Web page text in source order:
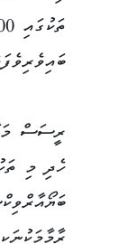
ހެދި މި